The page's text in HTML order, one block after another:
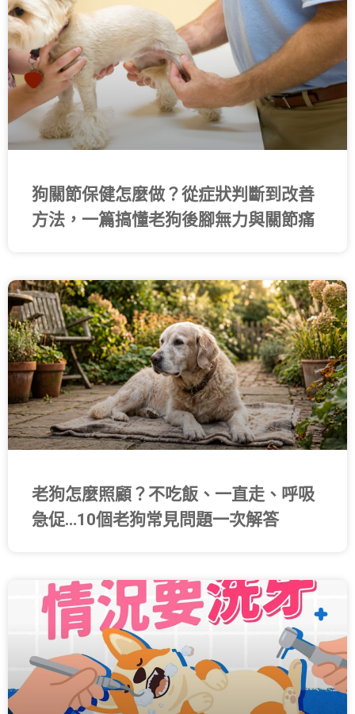
狗關節保健怎麼做？從症狀判斷到改善
方法，一篇搞懂老狗後腳無力與關節痛
老狗怎麼照顧？不吃飯、一直走、呼吸
急促…10個老狗常見問題一次解答
面
面
面
面